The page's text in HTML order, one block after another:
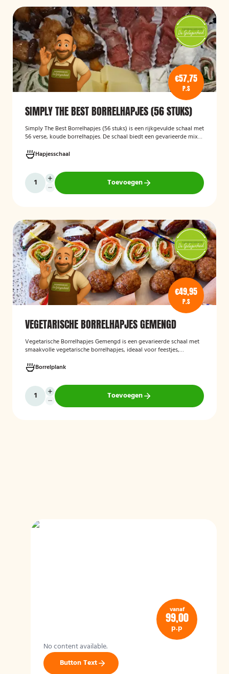
€57,75
P.S
SIMPLY THE BEST BORRELHAPJES (56 STUKS)
Simply The Best Borrelhapjes (56 stuks) is een rijkgevulde schaal met
56 verse, koude borrelhapjes. De schaal biedt een gevarieerde mix
recepties en andere bijeenkomsten. De hapjes worden kant-en-klaar
geleverd, zodat u zonder voorbereiding uw gasten kunt trakteren op
een smakelijke en verzorgde borrelplank.
Hapjesschaal
Toevoegen
€49,95
P.S
VEGETARISCHE BORRELHAPJES GEMENGD
Vegetarische Borrelhapjes Gemengd is een gevarieerde schaal met
smaakvolle vegetarische borrelhapjes, ideaal voor feestjes,
feestelijke mix van vegetarische lekkernijen die geschikt zijn voor
zowel vegetariërs als andere gasten.
Borrelplank
Toevoegen
vanaf
99,00
p.p
No content available.
Button Text